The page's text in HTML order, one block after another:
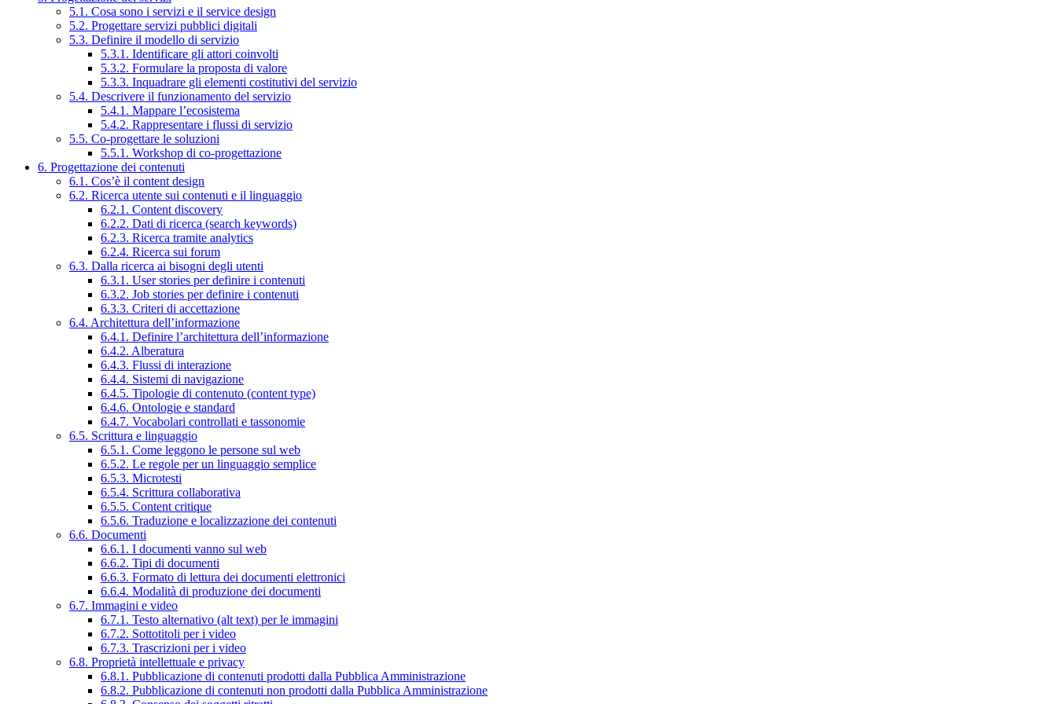
5.1. Cosa sono i servizi e il service design
5.2. Progettare servizi pubblici digitali
5.3. Definire il modello di servizio
5.3.1. Identificare gli attori coinvolti
5.3.2. Formulare la proposta di valore
5.3.3. Inquadrare gli elementi costitutivi del servizio
5.4. Descrivere il funzionamento del servizio
5.4.1. Mappare l’ecosistema
5.4.2. Rappresentare i flussi di servizio
5.5. Co-progettare le soluzioni
5.5.1. Workshop di co-progettazione
6. Progettazione dei contenuti
6.1. Cos’è il content design
6.2. Ricerca utente sui contenuti e il linguaggio
6.2.1. Content discovery
6.2.2. Dati di ricerca (search keywords)
6.2.3. Ricerca tramite analytics
6.2.4. Ricerca sui forum
6.3. Dalla ricerca ai bisogni degli utenti
6.3.1. User stories per definire i contenuti
6.3.2. Job stories per definire i contenuti
6.3.3. Criteri di accettazione
6.4. Architettura dell’informazione
6.4.1. Definire l’architettura dell’informazione
6.4.2. Alberatura
6.4.3. Flussi di interazione
6.4.4. Sistemi di navigazione
6.4.5. Tipologie di contenuto (content type)
6.4.6. Ontologie e standard
6.4.7. Vocabolari controllati e tassonomie
6.5. Scrittura e linguaggio
6.5.1. Come leggono le persone sul web
6.5.2. Le regole per un linguaggio semplice
6.5.3. Microtesti
6.5.4. Scrittura collaborativa
6.5.5. Content critique
6.5.6. Traduzione e localizzazione dei contenuti
6.6. Documenti
6.6.1. I documenti vanno sul web
6.6.2. Tipi di documenti
6.6.3. Formato di lettura dei documenti elettronici
6.6.4. Modalità di produzione dei documenti
6.7. Immagini e video
6.7.1. Testo alternativo (alt text) per le immagini
6.7.2. Sottotitoli per i video
6.7.3. Trascrizioni per i video
6.8. Proprietà intellettuale e privacy
6.8.1. Pubblicazione di contenuti prodotti dalla Pubblica Amministrazione
6.8.2. Pubblicazione di contenuti non prodotti dalla Pubblica Amministrazione